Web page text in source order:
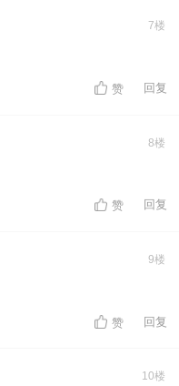
7楼
赞 回复
8楼
赞 回复
9楼
赞 回复
10楼